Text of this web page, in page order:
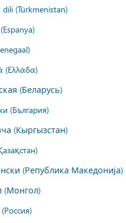
dili (Türkmenistan)
(Ελλάδα)
(Беларусь)
(България)
(Кыргызстан)
(Република Македонија)
(Монгол)